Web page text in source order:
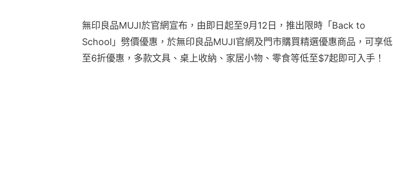
無印良品MUJI於官網宣布，由即日起至9月12日，推出限時「Back to
School」劈價優惠，於無印良品MUJI官網及門市購買精選優惠商品，可享低
至6折優惠，多款文具、桌上收納、家居小物、零食等低至$7起即可入手！